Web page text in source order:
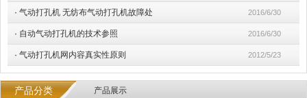
· 气动打孔机 无纺布气动打孔机故障处 2016/6/30
· 自动气动打孔机的技术参照 2016/6/30
· 气动打孔机网内容真实性原则 2012/5/23
产品分类 产品展示